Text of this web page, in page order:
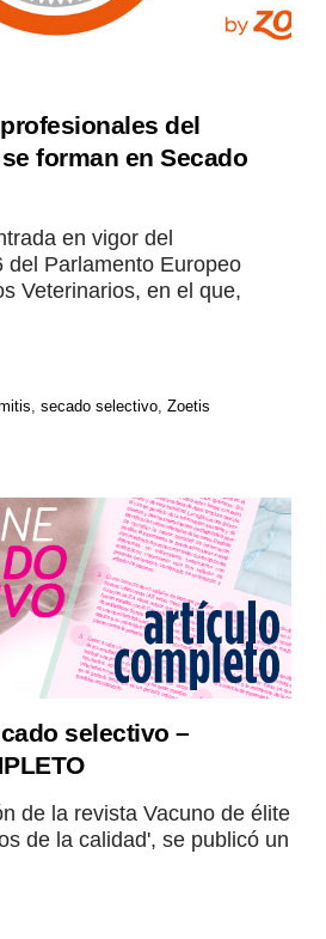
del
forman en Secado
en vigor del
del Parlamento Europeo
Veterinarios, en el que,
,secado selectivo,Zoetis
selectivo –
de la revista Vacuno de élite
de la calidad', se publicó un